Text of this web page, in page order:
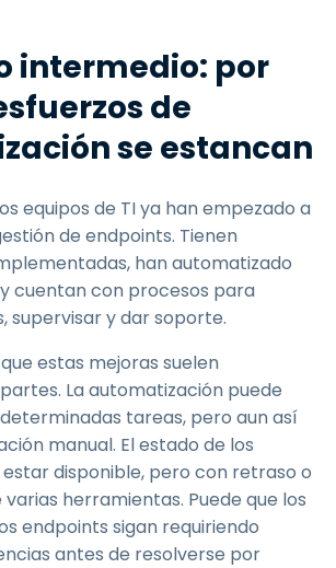
intermedio: por
de
se estancan
equipos de TI ya han empezado a
de endpoints. Tienen
han automatizado
cuentan con procesos para
supervisar y dar soporte.
estas mejoras suelen
La automatización puede
tareas, pero aun así
manual. El estado de los
disponible, pero con retraso o
herramientas. Puede que los
endpoints sigan requiriendo
antes de resolverse por